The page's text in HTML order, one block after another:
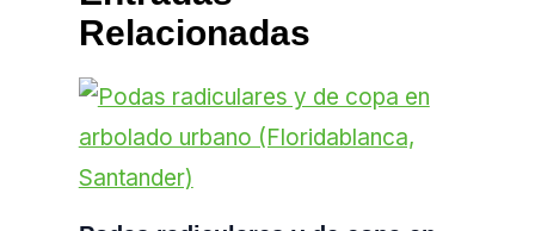
Relacionadas